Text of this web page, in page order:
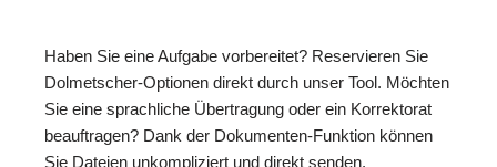
Haben Sie eine Aufgabe vorbereitet? Reservieren Sie
Dolmetscher-Optionen direkt durch unser Tool. Möchten
Sie eine sprachliche Übertragung oder ein Korrektorat
beauftragen? Dank der Dokumenten-Funktion können
Sie Dateien unkompliziert und direkt senden.